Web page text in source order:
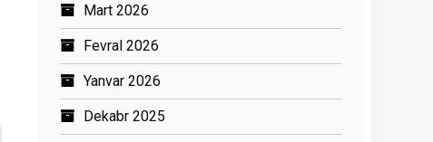
Mart 2026
Fevral 2026
Yanvar 2026
Dekabr 2025